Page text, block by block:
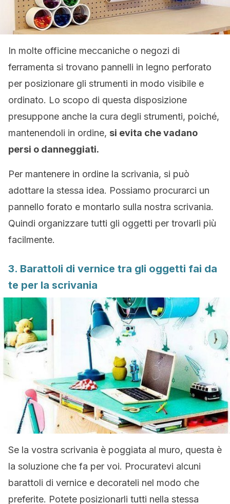
In molte officine meccaniche o negozi di
ferramenta si trovano pannelli in legno perforato
per posizionare gli strumenti in modo visibile e
ordinato. Lo scopo di questa disposizione
presuppone anche la cura degli strumenti, poiché,
mantenendoli in ordine, si evita che vadano
persi o danneggiati.
Per mantenere in ordine la scrivania, si può
adottare la stessa idea. Possiamo procurarci un
pannello forato e montarlo sulla nostra scrivania.
Quindi organizzare tutti gli oggetti per trovarli più
facilmente.
3. Barattoli di vernice tra gli oggetti fai da
te per la scrivania
Se la vostra scrivania è poggiata al muro, questa è
la soluzione che fa per voi. Procuratevi alcuni
barattoli di vernice e decorateli nel modo che
preferite. Potete posizionarli tutti nella stessa